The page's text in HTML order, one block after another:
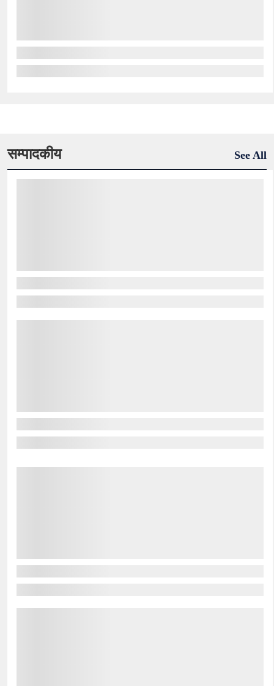
सम्पादकीय See All